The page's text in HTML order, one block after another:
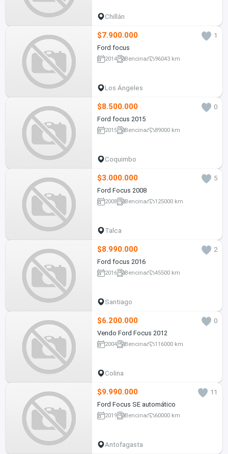
Chillán
$7.900.000
1
Ford focus
2014 Bencina 96043 km
Los Ángeles
$8.500.000
0
Ford focus 2015
2015 Bencina 89000 km
Coquimbo
$3.000.000
5
Ford Focus 2008
2008 Bencina 125000 km
Talca
$8.990.000
2
Ford focus 2016
2016 Bencina 45500 km
Santiago
$6.200.000
0
Vendo Ford Focus 2012
2004 Bencina 116000 km
Colina
$9.990.000
11
Ford Focus SE automático
2019 Bencina 60000 km
Antofagasta